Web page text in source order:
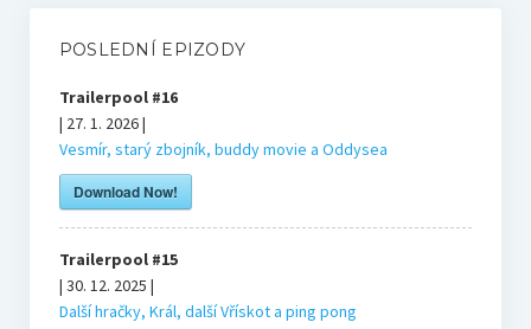
Markovy RECeNZE 2025
2024
POSLEDNÍ EPIZODY
Trailerpool #16
| 27. 1. 2026 |
Vesmír, starý zbojník, buddy movie a Oddysea
Download Now!
Trailerpool #15
| 30. 12. 2025 |
Další hračky, Král, další Vřískot a ping pong